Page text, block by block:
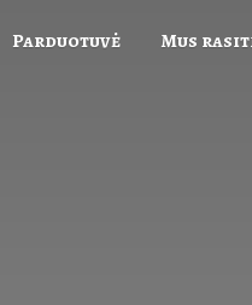
Parduotuvė Mus